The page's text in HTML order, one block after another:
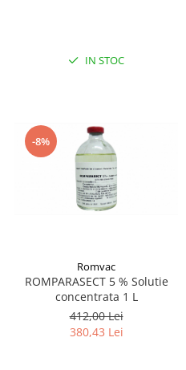
IN STOC
-8%
Romvac
ROMPARASECT 5 % Solutie
concentrata 1 L
412,00 Lei
380,43 Lei